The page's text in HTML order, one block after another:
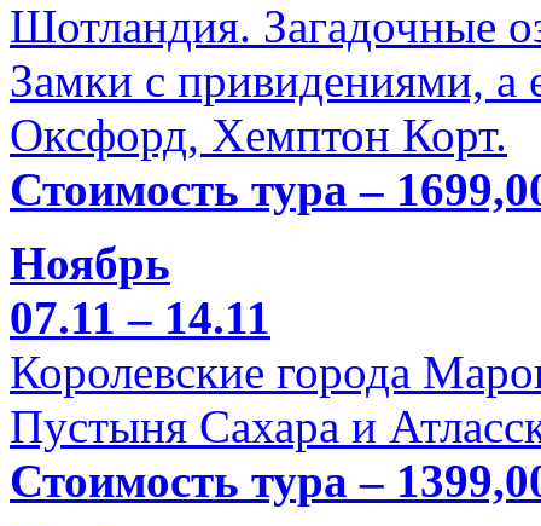
Шотландия. Загадочные
Замки с привидениями,
Оксфорд, Хемптон Корт.
Стоимость тура –
Ноябрь
07.11 – 14.11
Королевские города
Пустыня Сахара и
Стоимость тура –